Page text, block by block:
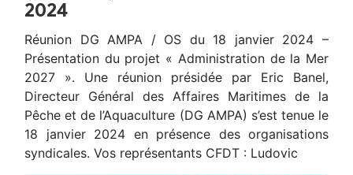
2024
Réunion DG AMPA / OS du 18 janvier 2024 –
Présentation du projet « Administration de la Mer
2027 ». Une réunion présidée par Eric Banel,
Directeur Général des Affaires Maritimes de la
Pêche et de l’Aquaculture (DG AMPA) s’est tenue le
18 janvier 2024 en présence des organisations
syndicales. Vos représentants CFDT : Ludovic